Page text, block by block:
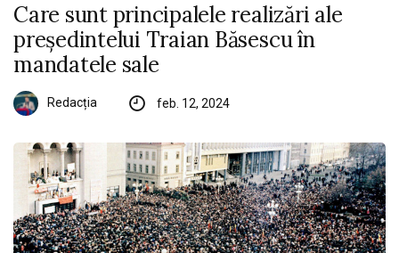
Care sunt principalele realizări ale
președintelui Traian Băsescu în
mandatele sale
Redacția feb. 12, 2024